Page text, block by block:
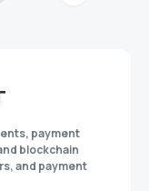
payment
blockchain
and payment